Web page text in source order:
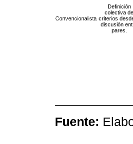
Convencionalista
Definición
colectiva de
criterios
discusión
pares.
Fuente: